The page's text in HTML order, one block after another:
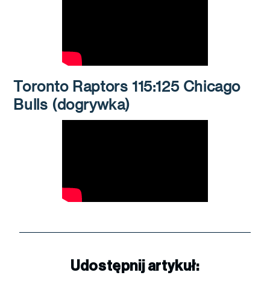
Toronto Raptors 115:125 Chicago
Bulls (dogrywka)
Udostępnij artykuł: